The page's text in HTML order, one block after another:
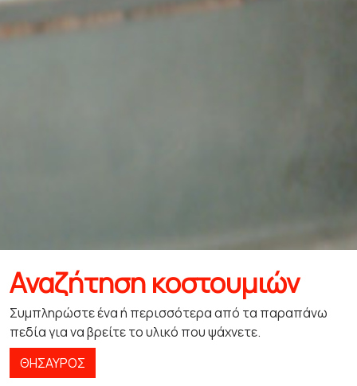
Αναζήτηση κοστουμιών
Συμπληρώστε ένα ή περισσότερα από τα παραπάνω
πεδία για να βρείτε το υλικό που ψάχνετε.
ΘΗΣΑΥΡΌΣ